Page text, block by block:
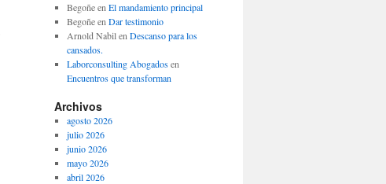
Begoñeen El mandamiento principal
Begoñeen Dar testimonio
Arnold Nabilen Descanso para los
cansados.
Laborconsulting Abogadosen
Encuentros que transforman
Archivos
agosto 2026
julio 2026
junio 2026
mayo 2026
abril 2026